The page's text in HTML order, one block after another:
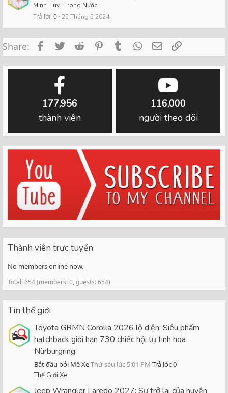
Minh Huy Trong Nước
Trả lời 0 25 Tháng 5 2024
Share: FacebookTwitterReddit PinterestTumblrWhatsApp
Email
177,956
thành viên
116,000
người theo dõi
Thành viên trực tuyến
No members online now.
Total: 654 (members: 0, guests: 654)
Tin thế giới
Toyota GRMN Corolla 2026 lộ diện: Siêu phẩm
hatchback giới hạn 730 chiếc hội tụ tinh hoa
Nürburgring
Bắt đầu bởi Mê XeThứ sáu lúc 5:01 PM Trả lời: 0
Thế Giới Xe